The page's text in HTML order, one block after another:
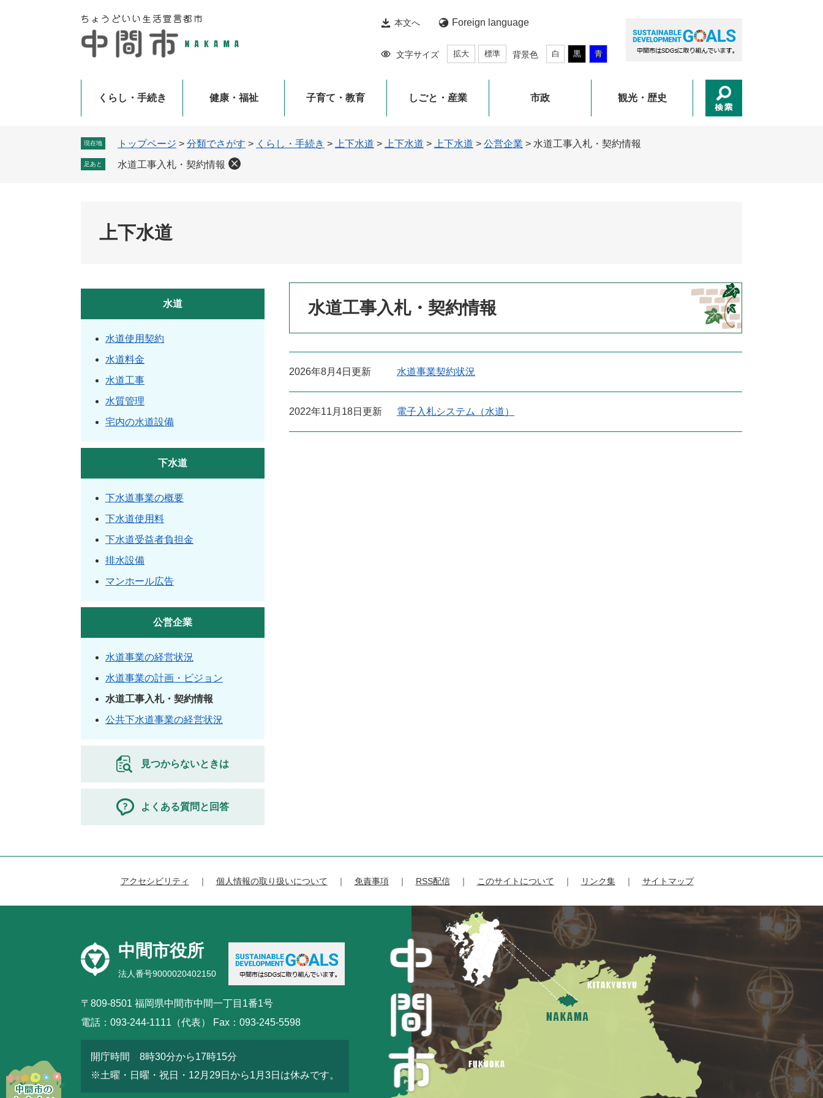
本文へ Foreign language
文字サイズ 拡大 標準 背景色 白 黒 青
くらし・手続き 健康・福祉 子育て・教育 しごと・産業 市政 観光・歴史
現在地 トップページ > 分類でさがす > くらし・手続き > 上下水道 > 上下水道 > 上下水道 > 公営企業 > 水道工事入札・契約情報
足あと 水道工事入札・契約情報
上下水道
水道工事入札・契約情報
2026年8月4日更新 水道事業契約状況
2022年11月18日更新 電子入札システム（水道）
水道
水道使用契約
水道料金
水道工事
水質管理
宅内の水道設備
下水道
下水道事業の概要
下水道使用料
下水道受益者負担金
排水設備
マンホール広告
公営企業
水道事業の経営状況
水道事業の計画・ビジョン
水道工事入札・契約情報
公共下水道事業の経営状況
見つからないときは
よくある質問と回答
アクセシビリティ 個人情報の取り扱いについて 免責事項 RSS配信 このサイトについて リンク集 サイトマップ
中間市役所
法人番号9000020402150
〒809-8501 福岡県中間市中間一丁目1番1号
電話：093-244-1111（代表） Fax：093-245-5598
開庁時間 8時30分から17時15分
※土曜・日曜・祝日・12月29日から1月3日は休みです。